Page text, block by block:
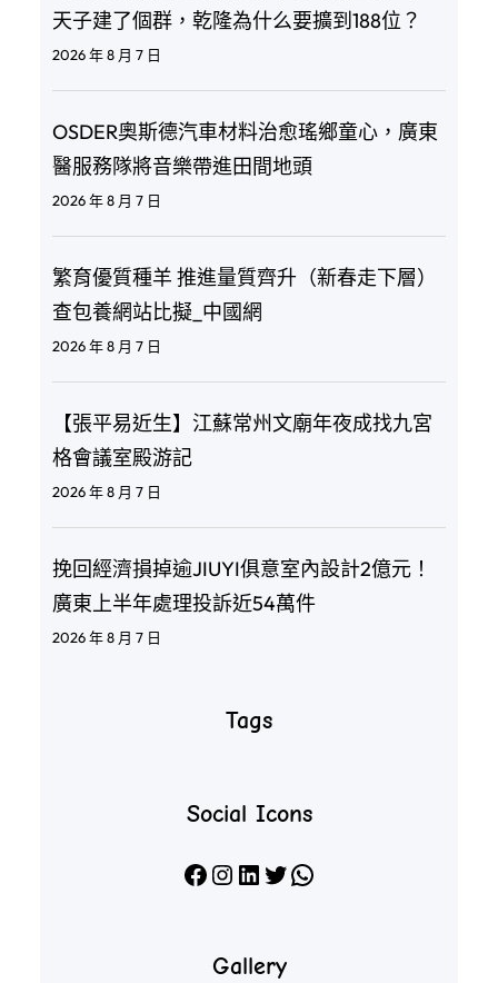
天子建了個群，乾隆為什么要擴到188位？
2026 年 8 月 7 日
OSDER奧斯德汽車材料治愈瑤鄉童心，廣東
醫服務隊將音樂帶進田間地頭
2026 年 8 月 7 日
繁育優質種羊 推進量質齊升（新春走下層）
查包養網站比擬_中國網
2026 年 8 月 7 日
【張平易近生】江蘇常州文廟年夜成找九宮
格會議室殿游記
2026 年 8 月 7 日
挽回經濟損掉逾JIUYI俱意室內設計2億元！
廣東上半年處理投訴近54萬件
2026 年 8 月 7 日
Tags
Social Icons
Facebook Instagram LinkedIn X WhatsApp
Gallery